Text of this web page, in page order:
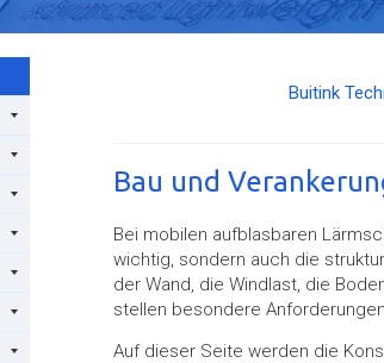
Buitink
Bau und
Bei mobilen aufblasbaren
wichtig, sondern auch die
der Wand, die Windlast, die
stellen besondere
Auf dieser Seite werden die